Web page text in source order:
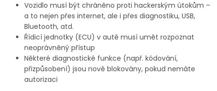
Vozidlo musí být chráněno proti hackerským útokům –
a to nejen přes internet, ale i přes diagnostiku, USB,
Bluetooth, atd.
Řídicí jednotky (ECU) v autě musí umět rozpoznat
neoprávněný přístup
Některé diagnostické funkce (např. kódování,
přizpůsobení) jsou nově blokovány, pokud nemáte
autorizaci